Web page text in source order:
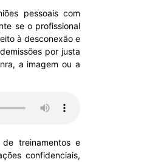
pessoais com
se o profissional
à desconexão e
por justa
a imagem ou a
treinamentos e
confidenciais,